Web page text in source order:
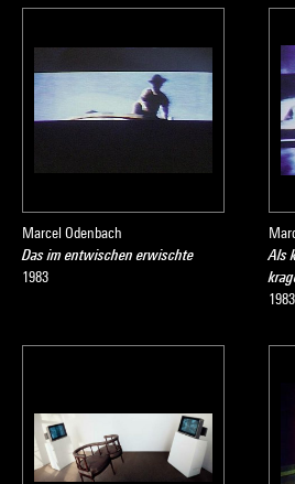
Marcel Odenbach
Das im entwischen erwischte
1983
Als
1983